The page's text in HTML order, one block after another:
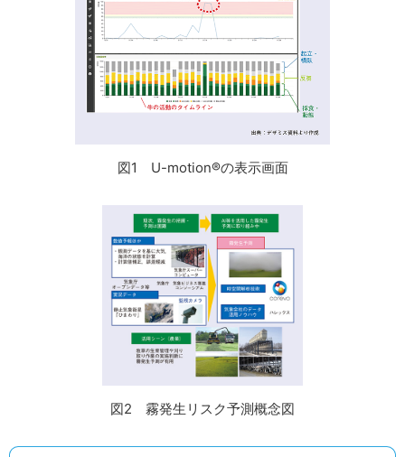
図1 U-motion®の表示画面
図2 霧発生リスク予測概念図